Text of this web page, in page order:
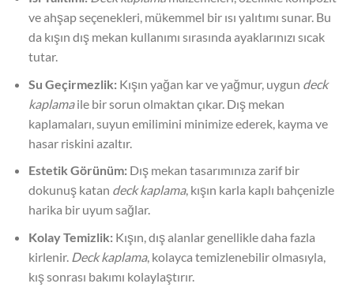
ve ahşap seçenekleri, mükemmel bir ısı yalıtımı sunar. Bu
da kışın dış mekan kullanımı sırasında ayaklarınızı sıcak
tutar.
Su Geçirmezlik:Kışın yağan kar ve yağmur, uygun deck
kaplamaile bir sorun olmaktan çıkar. Dış mekan
kaplamaları, suyun emilimini minimize ederek, kayma ve
hasar riskini azaltır.
Estetik Görünüm:Dış mekan tasarımınıza zarif bir
dokunuş katan deck kaplama, kışın karla kaplı bahçenizle
harika bir uyum sağlar.
Kolay Temizlik:Kışın, dış alanlar genellikle daha fazla
kirlenir. Deck kaplama, kolayca temizlenebilir olmasıyla,
kış sonrası bakımı kolaylaştırır.